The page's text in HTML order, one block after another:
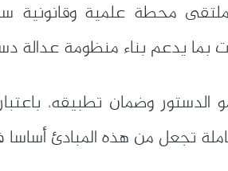
محطة علمية وقانونية
بما يدعم بناء منظومة عدالة
وضمان تطبيقه،
تجعل من هذه المبادئ أساسا